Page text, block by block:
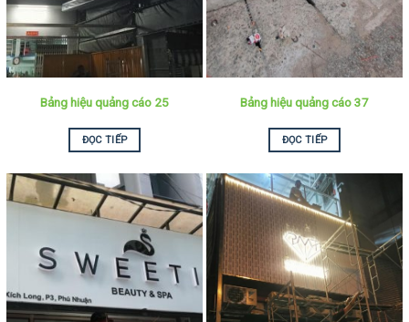
Bảng hiệu quảng cáo 25
ĐỌC TIẾP
Bảng hiệu quảng cáo 37
ĐỌC TIẾP